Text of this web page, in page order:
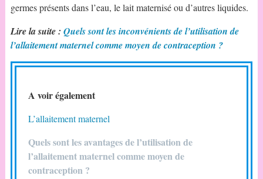
germes présents dans l’eau, le lait maternisé ou d’autres liquides.
Lire la suite : Quels sont les inconvénients de l’utilisation de
l’allaitement maternel comme moyen de contraception ?
A voir également
L’allaitement maternel
Quels sont les avantages de l’utilisation de
l’allaitement maternel comme moyen de
contraception ?